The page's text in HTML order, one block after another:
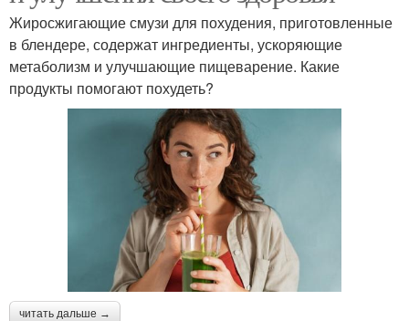
Жиросжигающие смузи для похудения, приготовленные
в блендере, содержат ингредиенты, ускоряющие
метаболизм и улучшающие пищеварение. Какие
продукты помогают похудеть?
читать дальше →